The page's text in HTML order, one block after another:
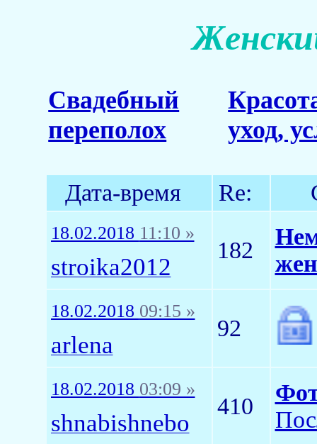
Свадебный
переполох
уход,
Дата-время Re:
18.02.2018 11:10 »
stroika2012
182
18.02.2018 09:15 »
arlena
92
18.02.2018 03:09 »
shnabishnebo
410